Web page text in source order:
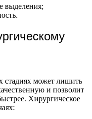
выделения;
стадиях может лишить
и позволит
Хирургическое